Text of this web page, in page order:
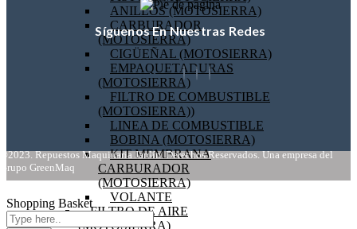
ANILLOS (MOTOSIERRA)
CARBURADOR
(MOTOSIERRA)
CIGÜEÑAL (MOTOSIERRA)
EMPAQUETADURAS
(MOTOSIERRA)
FILTRO DE COMBUSTIBLE
(MOTOSIERRA))
LINEA DE COMBUSTIBLE
BOBINA (MOTOSIERRA)
KIT MEMBRANA
CARBURADOR
(MOTOSIERRA)
VOLANTE
FILTRO DE AIRE
(MOTOSIERRA)
Síguenos En Nuestras Redes
©2023. Repuestos Maquinaria Jardín. Derechos Reservados. Una empresa del
Grupo GreenMaq
Shopping Basket